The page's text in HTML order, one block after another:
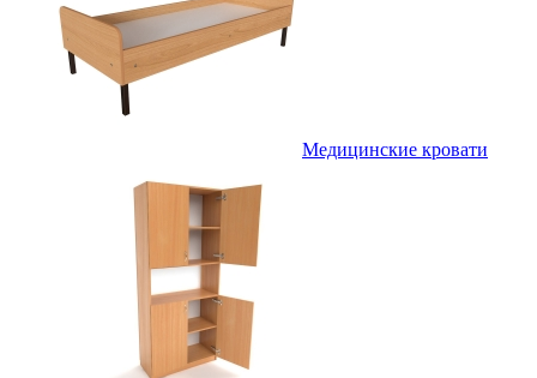
Медицинские кровати